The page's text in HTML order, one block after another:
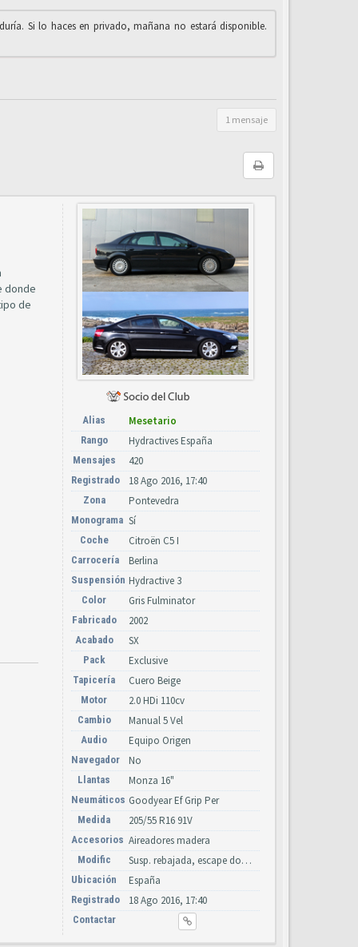
Si lo haces en privado, mañana no estará disponible.
1 mensaje
donde
de
Alias Mesetario
Rango Hydractives España
Mensajes 420
Registrado 18 Ago 2016, 17:40
Zona Pontevedra
Monograma Sí
Coche Citroën C5 I
Carrocería Berlina
Suspensión Hydractive 3
Color Gris Fulminator
Fabricado 2002
Acabado SX
Pack Exclusive
Tapicería Cuero Beige
Motor 2.0 HDi 110cv
Cambio Manual 5 Vel
Audio Equipo Origen
Navegador No
Llantas Monza 16"
Neumáticos Goodyear Ef Grip Per
Medida 205/55 R16 91V
Accesorios Aireadores madera
Modific Susp. rebajada, escape doble Boloromo, taloneras pintadas
Ubicación España
Registrado 18 Ago 2016, 17:40
Contactar